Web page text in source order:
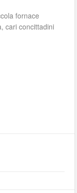
fornace
cari concittadini